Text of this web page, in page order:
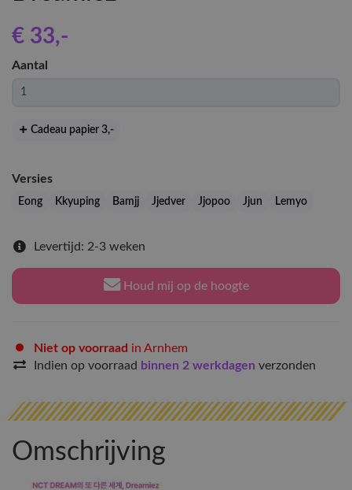
€ 33,-
Aantal
Cadeau papier 3,-
Versies
Eong Kkyuping Bamjj Jjedver Jjopoo Jjun Lemyo
Levertijd: 2-3 weken
Houd mij op de hoogte
Niet op voorraad in Arnhem
Indien op voorraad binnen 2 werkdagen verzonden
Omschrijving